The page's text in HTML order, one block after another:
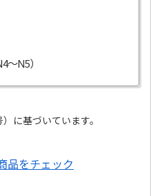
に基づいています。
品をチェック